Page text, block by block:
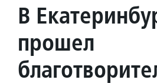
В
прошел